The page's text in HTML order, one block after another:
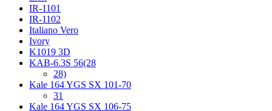
IR-1101
IR-1102
Italiano Vero
Ivory
K1019 3D
KAB-6.3S 56(28
28)
Kale 164 YGS SX 101-70
31
Kale 164 YGS SX 106-75